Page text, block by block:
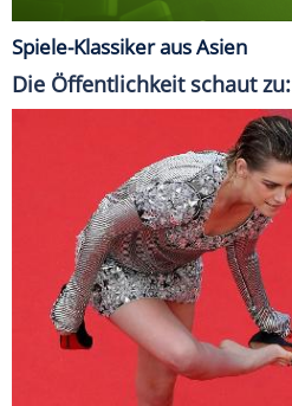
Spiele-Klassiker aus Asien
Die Öffentlichkeit schaut zu: